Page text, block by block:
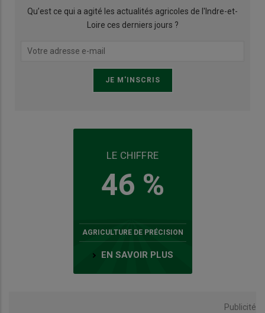
Qu’est ce qui a agité les actualités agricoles de l'Indre-et-
Loire ces derniers jours ?
LE CHIFFRE
46 %
AGRICULTURE DE PRÉCISION
EN SAVOIR PLUS
Publicité